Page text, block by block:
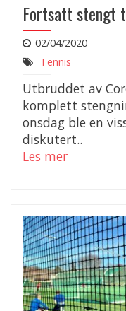
Fortsatt stengt
02/04/2020
Tennis
Utbruddet av
komplett
onsdag ble en
diskutert..
Les mer